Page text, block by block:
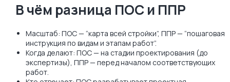
В чём разница ПОС и ППР
Масштаб: ПОС — “карта всей стройки”, ППР — “пошаговая
инструкция по видам и этапам работ”.
Когда делают: ПОС — на стадии проектирования (до
экспертизы), ППР — перед началом соответствующих
работ.